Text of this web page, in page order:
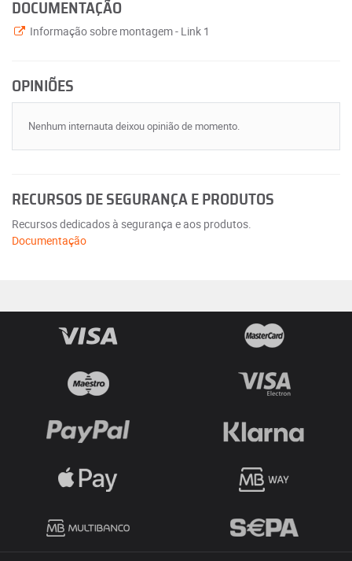
DOCUMENTAÇÃO
Informação sobre montagem - Link 1
OPINIÕES
Nenhum internauta deixou opinião de momento.
RECURSOS DE SEGURANÇA E PRODUTOS
Recursos dedicados à segurança e aos produtos.
Documentação